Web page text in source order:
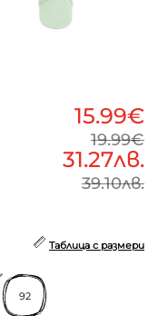
15.99€
19.99€
31.27лв.
39.10лв.
Таблица с размери
92